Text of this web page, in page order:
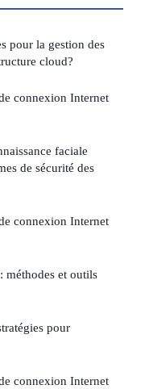
pour la gestion des
cloud?
connexion Internet
faciale
de sécurité des
connexion Internet
méthodes et outils
pour
connexion Internet